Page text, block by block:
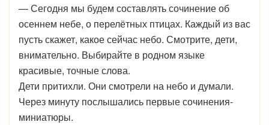
— Сегодня мы будем составлять сочинение об
осеннем небе, о перелётных птицах. Каждый из вас
пусть скажет, какое сейчас небо. Смотрите, дети,
внимательно. Выбирайте в родном языке
красивые, точные слова.
Дети притихли. Они смотрели на небо и думали.
Через минуту послышались первые сочинения-
миниатюры.